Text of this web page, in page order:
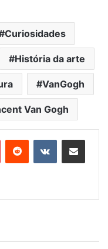
Curiosidades
História da arte
VanGogh
Van Gogh